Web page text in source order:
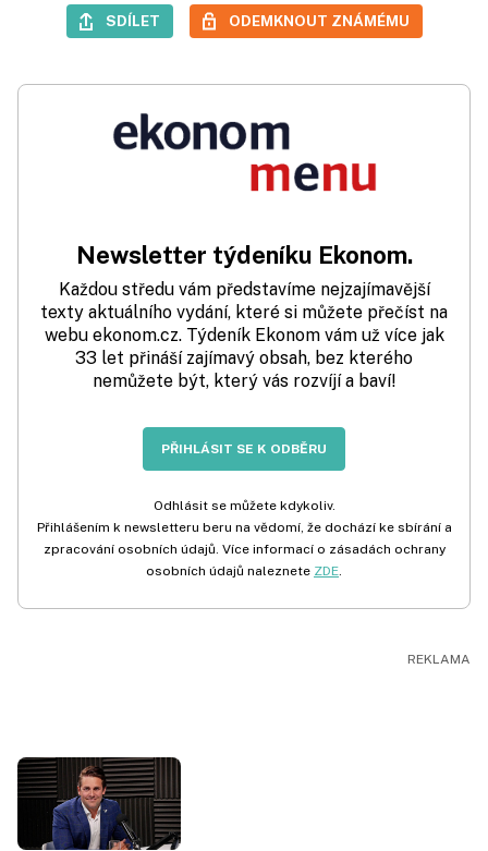
SDÍLET ODEMKNOUT ZNÁMÉMU
Newsletter týdeníku Ekonom.
Každou středu vám představíme nejzajímavější
texty aktuálního vydání, které si můžete přečíst na
webu ekonom.cz. Týdeník Ekonom vám už více jak
33 let přináší zajímavý obsah, bez kterého
nemůžete být, který vás rozvíjí a baví!
PŘIHLÁSIT SE K ODBĚRU
Odhlásit se můžete kdykoliv.
Přihlášením k newsletteru beru na vědomí, že dochází ke sbírání a
zpracování osobních údajů. Více informací o zásadách ochrany
osobních údajů naleznete ZDE.